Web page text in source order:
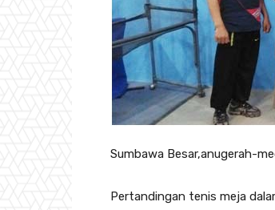
Sumbawa Besar,anugerah-
Pertandingan tenis meja